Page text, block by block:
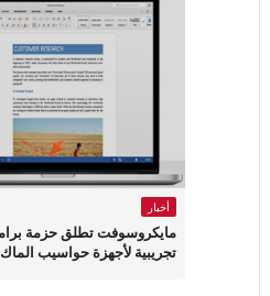
أخبار
تجريبية لأجهزة حواسيب الماك